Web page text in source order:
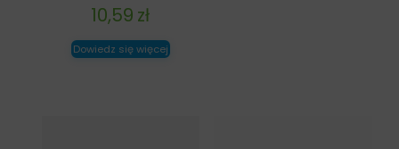
10,59 zł
Dowiedz się więcej